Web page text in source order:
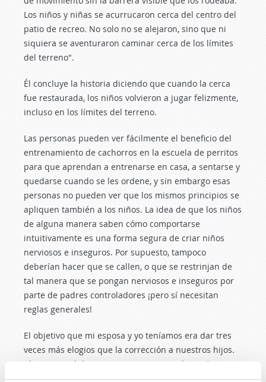
Los niños y niñas se acurrucaron cerca del centro del
patio de recreo. No solo no se alejaron, sino que ni
siquiera se aventuraron caminar cerca de los límites
del terreno".
Él concluye la historia diciendo que cuando la cerca
fue restaurada, los niños volvieron a jugar felizmente,
incluso en los límites del terreno.
Las personas pueden ver fácilmente el beneficio del
entrenamiento de cachorros en la escuela de perritos
para que aprendan a entrenarse en casa, a sentarse y
quedarse cuando se les ordene, y sin embargo esas
personas no pueden ver que los mismos principios se
apliquen también a los niños. La idea de que los niños
de alguna manera saben cómo comportarse
intuitivamente es una forma segura de criar niños
nerviosos e inseguros. Por supuesto, tampoco
deberían hacer que se callen, o que se restrinjan de
tal manera que se pongan nerviosos e inseguros por
parte de padres controladores ¡pero sí necesitan
reglas generales!
El objetivo que mi esposa y yo teníamos era dar tres
veces más elogios que la corrección a nuestros hijos.
Ahora son adultos y tienen sus propios hijos. Es una
delicia verlos practicar el mismo enfoque que usamos.